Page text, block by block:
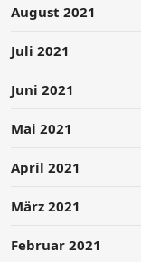
August 2021
Juli 2021
Juni 2021
Mai 2021
April 2021
März 2021
Februar 2021